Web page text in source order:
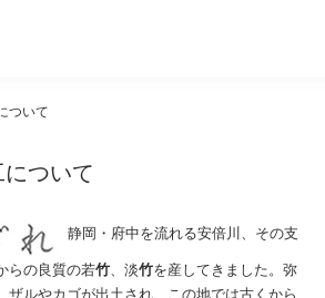
ついて
ついて
静岡・府中を流れる安倍川、その支
らの良質の若竹、淡竹を産してきました。弥
ザルやカゴが出土され、この地では古くから